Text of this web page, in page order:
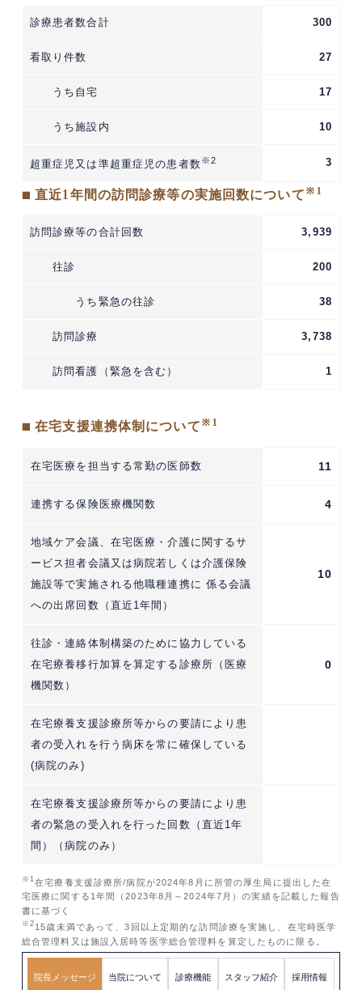
診療患者数合計 300
看取り件数 27
うち自宅 17
うち施設内 10
超重症児又は準超重症児の患者数※2 3
■ 直近1年間の訪問診療等の実施回数について※1
訪問診療等の合計回数 3,939
往診 200
うち緊急の往診 38
訪問診療 3,738
訪問看護（緊急を含む） 1
■ 在宅支援連携体制について※1
在宅医療を担当する常勤の医師数 11
連携する保険医療機関数 4
地域ケア会議、在宅医療・介護に関するサ
ービス担者会議又は病院若しくは介護保険
施設等で実施される他職種連携に 係る会議
への出席回数（直近1年間）
10
往診・連絡体制構築のために協力している
在宅療養移行加算を算定する診療所（医療
機関数）
0
在宅療養支援診療所等からの要請により患
者の受入れを行う病床を常に確保している
(病院のみ)
在宅療養支援診療所等からの要請により患
者の緊急の受入れを行った回数（直近1年
間）（病院のみ）
※1 在宅療養支援診療所/病院が2024年8月に所管の厚生局に提出した在
宅医療に関する1年間（2023年8月～2024年7月）の実績を記載した報告
書に基づく
※2 15歳未満であって、3回以上定期的な訪問診療を実施し、在宅時医学
総合管理料又は施設入居時等医学総合管理料を算定したものに限る。
院長メッセージ 当院について 診療機能 スタッフ紹介 採用情報